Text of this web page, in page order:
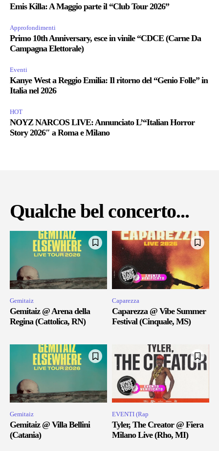
Emis Killa: A Maggio parte il “Club Tour 2026”
Approfondimenti
Primo 10th Anniversary, esce in vinile “CDCE (Carne Da
Campagna Elettorale)
Eventi
Kanye West a Reggio Emilia: Il ritorno del “Genio Folle” in
Italia nel 2026
HOT
NOYZ NARCOS LIVE: Annunciato L’“Italian Horror
Story 2026″ a Roma e Milano
Qualche bel concerto...
Gemitaiz
Gemitaiz @ Arena della
Regina (Cattolica, RN)
Caparezza
Caparezza @ Vibe Summer
Festival (Cinquale, MS)
Gemitaiz
Gemitaiz @ Villa Bellini
(Catania)
EVENTI (Rap
Tyler, The Creator @ Fiera
Milano Live (Rho, MI)